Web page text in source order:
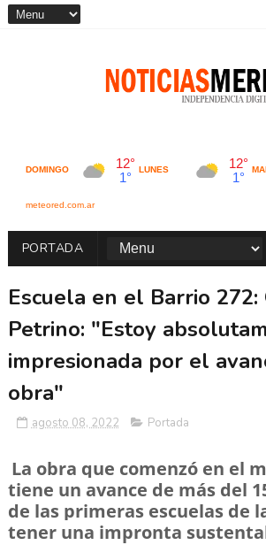
PORTADA
Escuela en el Barrio 272:
Petrino: "Estoy
impresionada por el
obra"
agosto 08, 2022 Portada
La obra que comenzó en el
tiene un avance de más del
de las primeras escuelas de
tener una impronta